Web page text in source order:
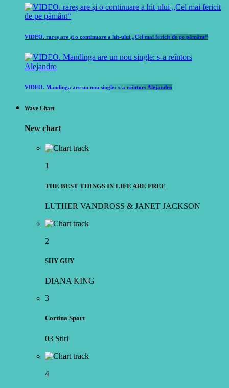
VIDEO. rareș are și o continuare a hit-ului „Cel mai fericit de pe pământ“
VIDEO. Mandinga are un nou single: s-a reîntors Alejandro
Wave Chart
New chart
1
THE BEST THINGS IN LIFE ARE FREE
LUTHER VANDROSS & JANET JACKSON
2
SHY GUY
DIANA KING
3
Cortina Sport
03 Stiri
4